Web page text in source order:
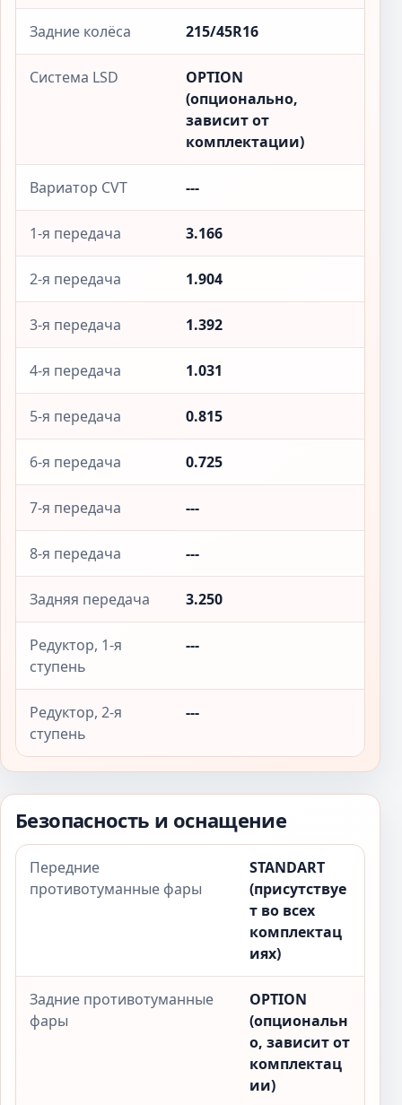
Задние колёса 215/45R16
Система LSD
OPTION
(опционально,
зависит от
комплектации)
Вариатор CVT ---
1-я передача 3.166
2-я передача 1.904
3-я передача 1.392
4-я передача 1.031
5-я передача 0.815
6-я передача 0.725
7-я передача ---
8-я передача ---
Задняя передача 3.250
Редуктор, 1-я
ступень
---
Редуктор, 2-я
ступень
---
Безопасность и оснащение
Передние
противотуманные фары
STANDART
(присутствуе
т во всех
комплектац
иях)
Задние противотуманные
фары
OPTION
(опциональн
о, зависит от
комплектац
ии)